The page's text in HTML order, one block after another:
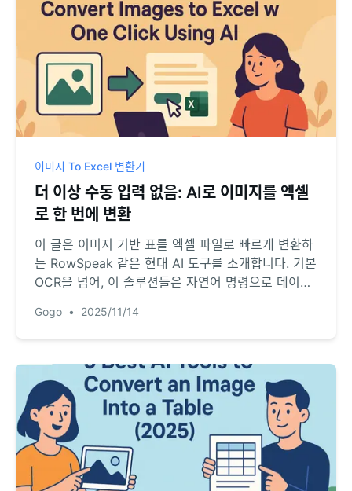
이미지 To Excel 변환기
더 이상 수동 입력 없음: AI로 이미지를 엑셀
로 한 번에 변환
이 글은 이미지 기반 표를 엑셀 파일로 빠르게 변환하
는 RowSpeak 같은 현대 AI 도구를 소개합니다. 기본
OCR을 넘어, 이 솔루션들은 자연어 명령으로 데이터
교, 단계별 변환 학습, 수동 입력 없이 워크플로우 간
소화 방법을 알아보세요.
Gogo • 2025/11/14